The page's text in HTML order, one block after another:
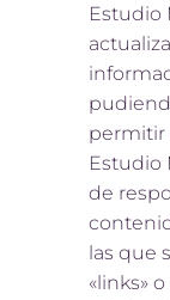
Estudio
permitir
Estudio
de
las que
«links»